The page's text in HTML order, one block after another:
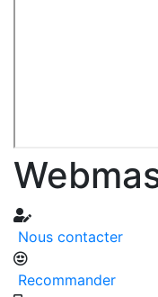
Nous contacter
Recommander